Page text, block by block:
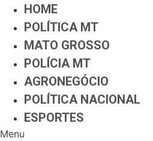
HOME
POLÍTICA MT
MATO GROSSO
POLÍCIA MT
AGRONEGÓCIO
POLÍTICA NACIONAL
ESPORTES
Menu